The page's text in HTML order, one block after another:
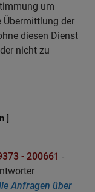
um
Übermittlung der
diesen Dienst
nicht zu
]
- 200661 -
Anfragen über